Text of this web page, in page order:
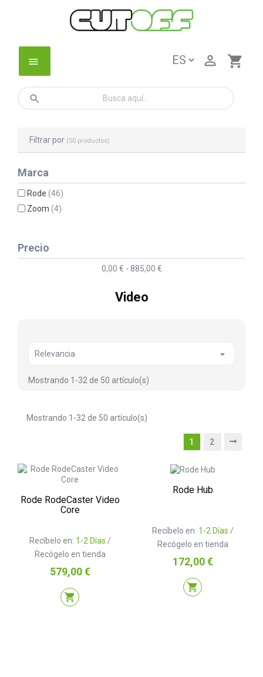
menu shopping_cart

search
Filtrar por (50 productos)
Marca
Rode(46)
Zoom(4)
Precio
0,00 € - 885,00 €
Video
Relevancia 
Mostrando 1-32 de 50 artículo(s)
Mostrando 1-32 de 50 artículo(s)
1 2
Rode RodeCaster Video
Core
Recíbelo en: 1-2 Días /
Recógelo en tienda
Precio
579,00 €
shopping_cart
Rode Hub
Recíbelo en: 1-2 Días /
Recógelo en tienda
Precio
172,00 €
shopping_cart